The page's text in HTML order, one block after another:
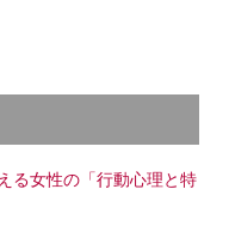
る女性の「行動心理と特